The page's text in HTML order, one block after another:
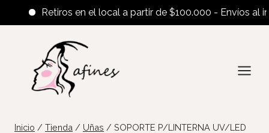
Retiros en el local a partir de $100.000 - Envíos al
contenido
Inicio / Tienda / Uñas / SOPORTE P/LINTERNA UV/LED